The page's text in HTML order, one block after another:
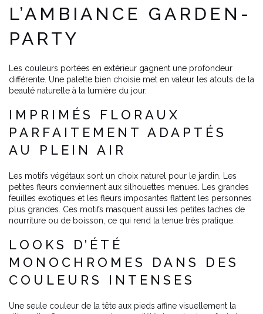
L’AMBIANCE GARDEN-
PARTY
Les couleurs portées en extérieur gagnent une profondeur
différente. Une palette bien choisie met en valeur les atouts de la
beauté naturelle à la lumière du jour.
IMPRIMÉS FLORAUX
PARFAITEMENT ADAPTÉS
AU PLEIN AIR
Les motifs végétaux sont un choix naturel pour le jardin. Les
petites fleurs conviennent aux silhouettes menues. Les grandes
feuilles exotiques et les fleurs imposantes flattent les personnes
plus grandes. Ces motifs masquent aussi les petites taches de
nourriture ou de boisson, ce qui rend la tenue très pratique.
LOOKS D’ÉTÉ
MONOCHROMES DANS DES
COULEURS INTENSES
Une seule couleur de la tête aux pieds affine visuellement la